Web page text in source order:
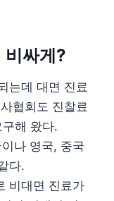
비싸게?
는데 대면 진료
협회도 진찰료
해 왔다.
나 영국, 중국
다.
비대면 진료가